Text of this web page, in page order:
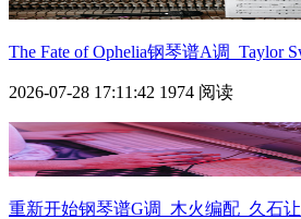
The Fate of Ophelia钢琴谱A调_Taylor
2026-07-28 17:11:42 1974 阅读
重新开始钢琴谱G调_木火编配_久石让